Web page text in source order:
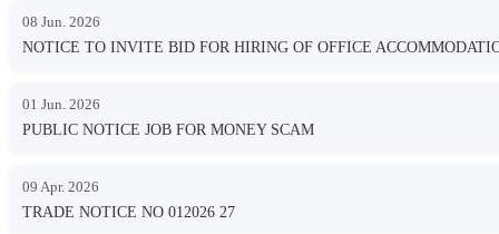
08 Jun. 2026
NOTICE TO INVITE BID FOR HIRING OF OFFICE
01 Jun. 2026
PUBLIC NOTICE JOB FOR MONEY SCAM
09 Apr. 2026
TRADE NOTICE NO 012026 27